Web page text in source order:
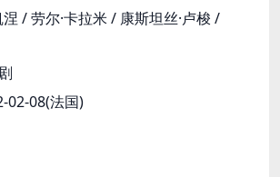
涅 / 劳尔·卡拉米 / 康斯坦丝·卢梭 /
02-08(法国)